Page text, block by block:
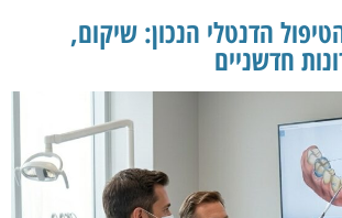
הדנטלי הנכון: שיקום,
חדשניים